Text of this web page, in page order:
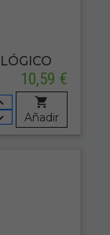
10,59 €
Añadir